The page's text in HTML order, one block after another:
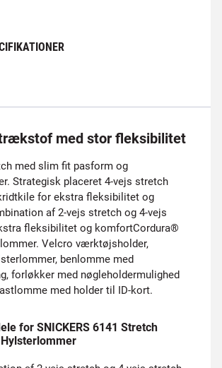
med stor fleksibilitet
med slim fit pasform og
Strategisk placeret 4-vejs stretch
for ekstra fleksibilitet og
af 2-vejs stretch og 4-vejs
fleksibilitet og komfortCordura®
Velcro værktøjsholder,
benlomme med
forløkker med nøgleholdermulighed
med holder til ID-kort.
for SNICKERS 6141 Stretch